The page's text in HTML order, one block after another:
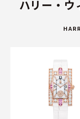
ハリー・ウ